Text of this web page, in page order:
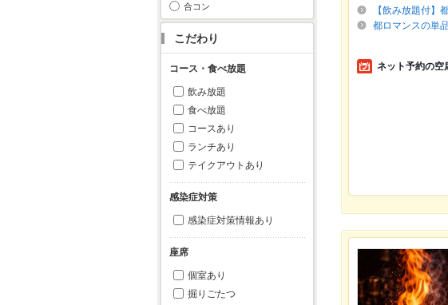
合コン
こだわり
コース・食べ放題
飲み放題
食べ放題
コースあり
ランチあり
テイクアウトあり
感染症対策
感染症対策情報あり
座席
個室あり
掘りごたつ
【飲み放題付】
都ロマンスの単
ネット予約の空